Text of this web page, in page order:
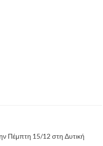
Πέμπτη 15/12 στη Δυτική